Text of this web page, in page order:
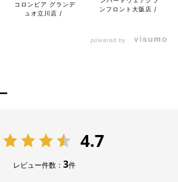
コロンビア グランデ
ュオ立川店
ンフロント大阪店
powered by
4.7
レビュー件数：3件